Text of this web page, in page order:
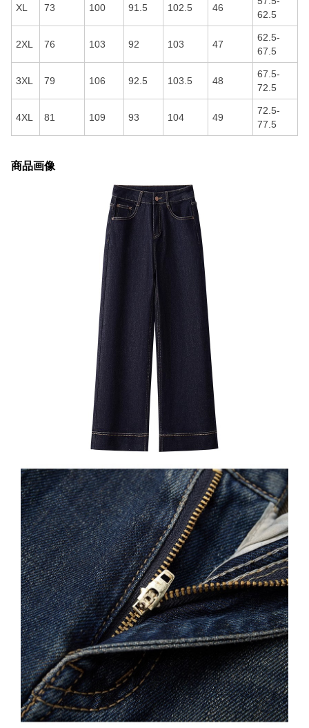
XL 73 100 91.5 102.5 46
62.5
2XL 76 103 92 103 47
62.5-
67.5
3XL 79 106 92.5 103.5 48
67.5-
72.5
4XL 81 109 93 104 49
72.5-
77.5
商品画像